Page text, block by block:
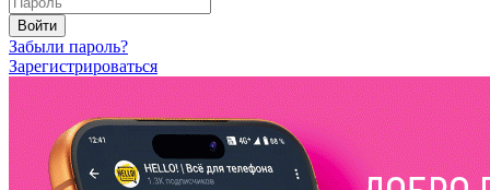
Войти
Забыли пароль?
Зарегистрироваться